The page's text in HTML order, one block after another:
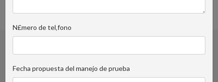
FAVOURITE_ADD_DEL
N£mero de tel‚fono
Fecha propuesta del manejo de prueba